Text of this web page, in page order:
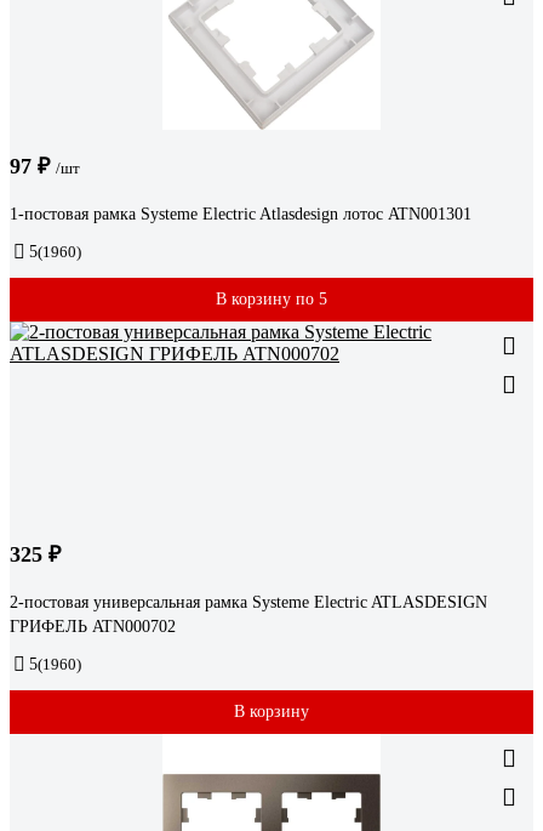
97 ₽ /шт
1-постовая рамка Systeme Electric Atlasdesign лотос ATN001301
5(1960)
В корзину по 5
325 ₽
2-постовая универсальная рамка Systeme Electric ATLASDESIGN
ГРИФЕЛЬ ATN000702
5(1960)
В корзину